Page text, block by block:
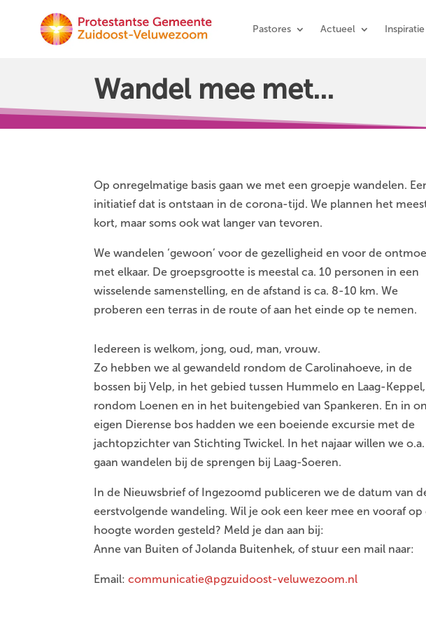
Pastores Actueel Inspiratie
Wandel mee met...
Op onregelmatige basis gaan we met een groepje wandelen.
initiatief dat is ontstaan in de corona-tijd. We plannen het
kort, maar soms ook wat langer van tevoren.
We wandelen ‘gewoon’ voor de gezelligheid en voor de
met elkaar. De groepsgrootte is meestal ca. 10 personen in een
wisselende samenstelling, en de afstand is ca. 8-10 km. We
proberen een terras in de route of aan het einde op te nemen.
Iedereen is welkom, jong, oud, man, vrouw.
Zo hebben we al gewandeld rondom de Carolinahoeve, in de
bossen bij Velp, in het gebied tussen Hummelo en Laag-Keppel,
rondom Loenen en in het buitengebied van Spankeren. En in
eigen Dierense bos hadden we een boeiende excursie met de
jachtopzichter van Stichting Twickel. In het najaar willen we o.a.
gaan wandelen bij de sprengen bij Laag-Soeren.
In de Nieuwsbrief of Ingezoomd publiceren we de datum van
eerstvolgende wandeling. Wil je ook een keer mee en vooraf op
hoogte worden gesteld? Meld je dan aan bij:
Anne van Buiten of Jolanda Buitenhek, of stuur een mail naar:
Email:communicatie@pgzuidoost-veluwezoom.nl